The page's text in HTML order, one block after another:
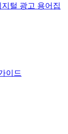
지털 광고 용어집
이드